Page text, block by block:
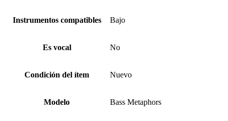
Instrumentos compatibles Bajo
Es vocal No
Condición del ítem Nuevo
Modelo Bass Metaphors